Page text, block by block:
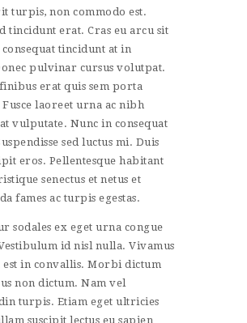
turpis, non commodo est.
tincidunt erat. Cras eu arcu sit
consequat tincidunt at in
pulvinar cursus volutpat.
erat quis sem porta
laoreet urna ac nibh
vulputate. Nunc in consequat
sed luctus mi. Duis
eros. Pellentesque habitant
senectus et netus et
fames ac turpis egestas.
sodales ex eget urna congue
id nisl nulla. Vivamus
est in convallis. Morbi dictum
non dictum. Nam vel
turpis. Etiam eget ultricies
suscipit lectus eu sapien